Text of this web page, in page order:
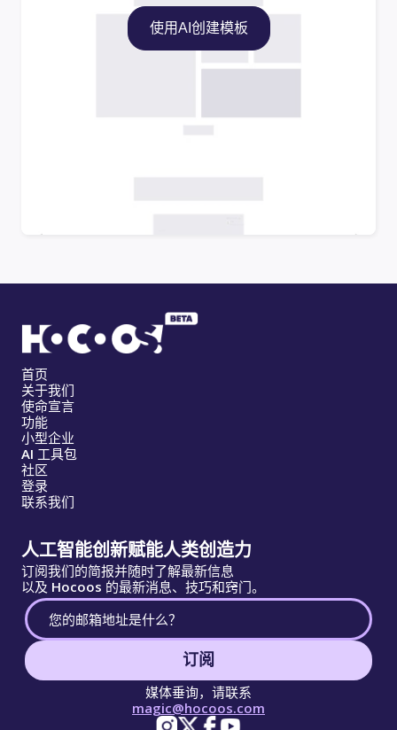
使用AI创建模板
首页
关于我们
使命宣言
功能
小型企业
AI 工具包
社区
登录
联系我们
人工智能创新赋能人类创造力
订阅我们的简报并随时了解最新信息
以及 Hocoos 的最新消息、技巧和窍门。
订阅
媒体垂询，请联系
magic@hocoos.com